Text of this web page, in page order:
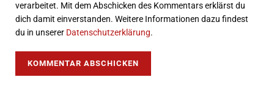
verarbeitet. Mit dem Abschicken des Kommentars erklärst du
dich damit einverstanden. Weitere Informationen dazu findest
du in unserer Datenschutzerklärung.